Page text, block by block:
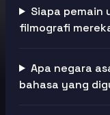
Siapa pemain
filmografi
Apa negara
bahasa yang